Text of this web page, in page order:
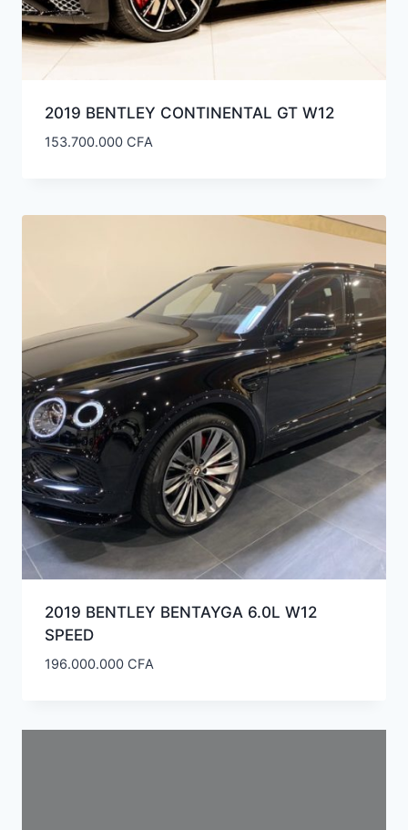
2019 BENTLEY CONTINENTAL GT W12
153.700.000 CFA
2019 BENTLEY BENTAYGA 6.0L W12
SPEED
196.000.000 CFA